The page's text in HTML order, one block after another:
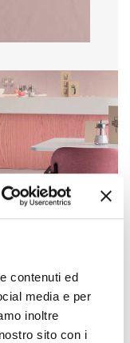
contenuti ed
media e per
inoltre
sito con i